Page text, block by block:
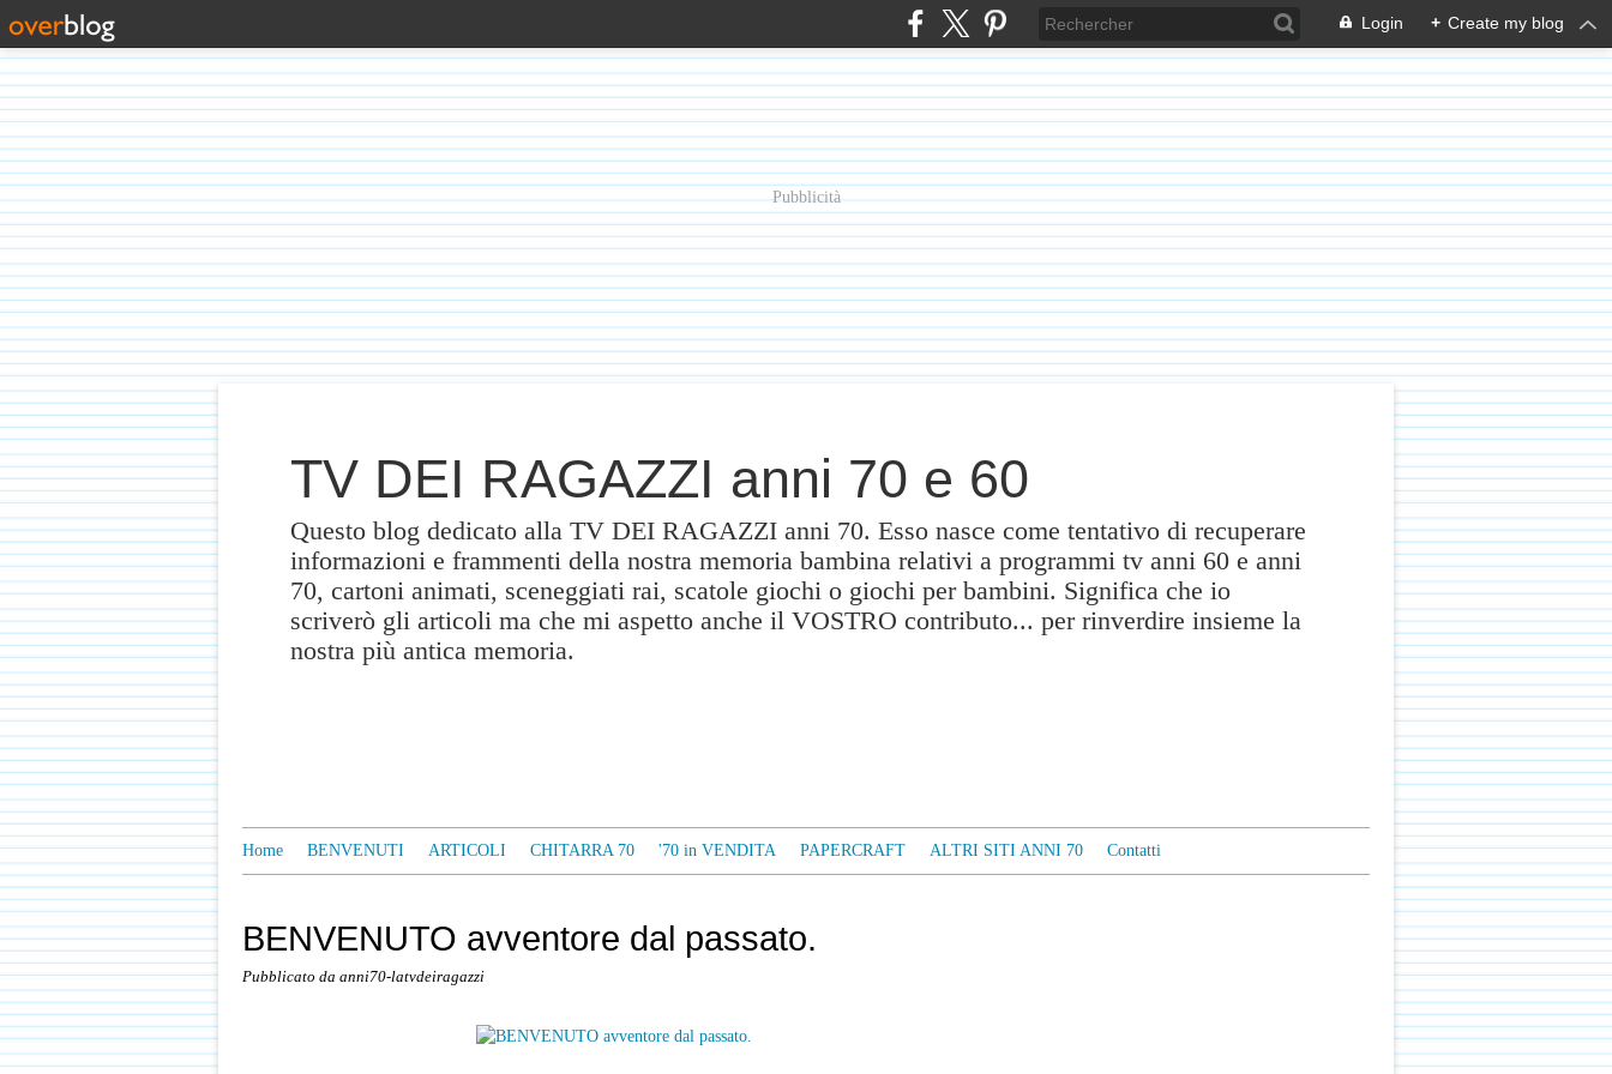
Login + Create my blog
Pubblicità
TV DEI RAGAZZI anni 70 e 60
Questo blog dedicato alla TV DEI RAGAZZI anni 70. Esso nasce come tentativo di recuperare
informazioni e frammenti della nostra memoria bambina relativi a programmi tv anni 60 e anni
70, cartoni animati, sceneggiati rai, scatole giochi o giochi per bambini. Significa che io
scriverò gli articoli ma che mi aspetto anche il VOSTRO contributo... per rinverdire insieme la
nostra più antica memoria.
Home BENVENUTI ARTICOLI CHITARRA 70 '70 in VENDITA PAPERCRAFT ALTRI SITI ANNI 70 Contatti
BENVENUTO avventore dal passato.
Pubblicato da anni70-latvdeiragazzi